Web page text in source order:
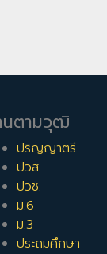
นตามวุฒิ
ปริญญาตรี
ปวส.
ปวช.
ม.6
ม.3
ประถมศึกษา